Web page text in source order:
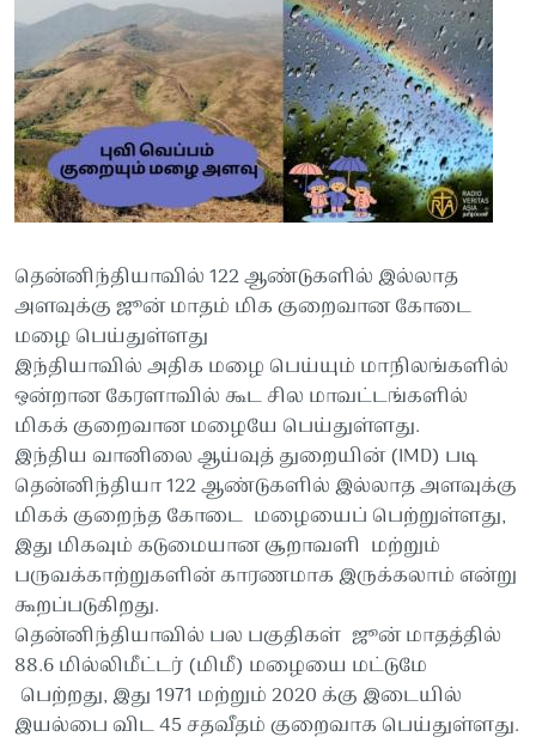
தென்னிந்தியாவில் 122 ஆண்டுகளில் இல்லாத
அளவுக்கு ஜூன் மாதம் மிக குறைவான கோடை
மழை பெய்துள்ளது
இந்தியாவில் அதிக மழை பெய்யும் மாநிலங்களில்
ஒன்றான கேரளாவில் கூட சில மாவட்டங்களில்
மிகக் குறைவான மழையே பெய்துள்ளது.
இந்திய வானிலை ஆய்வுத் துறையின் (IMD) படி
தென்னிந்தியா 122 ஆண்டுகளில் இல்லாத அளவுக்கு
மிகக் குறைந்த கோடை மழையைப் பெற்றுள்ளது,
இது மிகவும் கடுமையான சூறாவளி மற்றும்
பருவக்காற்றுகளின் காரணமாக இருக்கலாம் என்று
கூறப்படுகிறது.
தென்னிந்தியாவில் பல பகுதிகள் ஜூன் மாதத்தில்
88.6 மில்லிமீட்டர் (மிமீ) மழையை மட்டுமே
பெற்றது, இது 1971 மற்றும் 2020 க்கு இடையில்
இயல்பை விட 45 சதவீதம் குறைவாக பெய்துள்ளது.